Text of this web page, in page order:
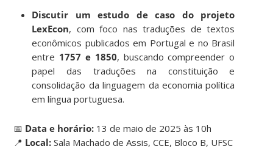
Discutir um estudo de caso do projeto
LexEcon, com foco nas traduções de textos
econômicos publicados em Portugal e no Brasil
entre 1757 e 1850, buscando compreender o
papel das traduções na constituição e
consolidação da linguagem da economia política
em língua portuguesa.
📅 Data e horário: 13 de maio de 2025 às 10h
📍 Local: Sala Machado de Assis, CCE, Bloco B, UFSC